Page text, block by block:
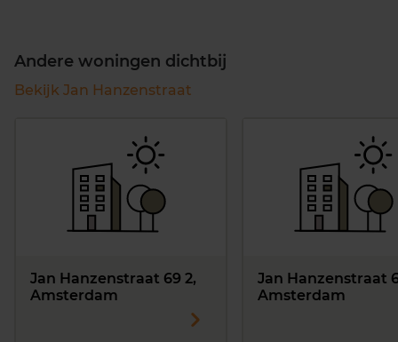
Andere woningen dichtbij
Bekijk Jan Hanzenstraat
Jan Hanzenstraat 69 2,
Amsterdam
Jan Hanzenstraat
Amsterdam